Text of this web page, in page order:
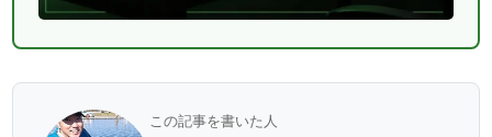
この記事を書いた人